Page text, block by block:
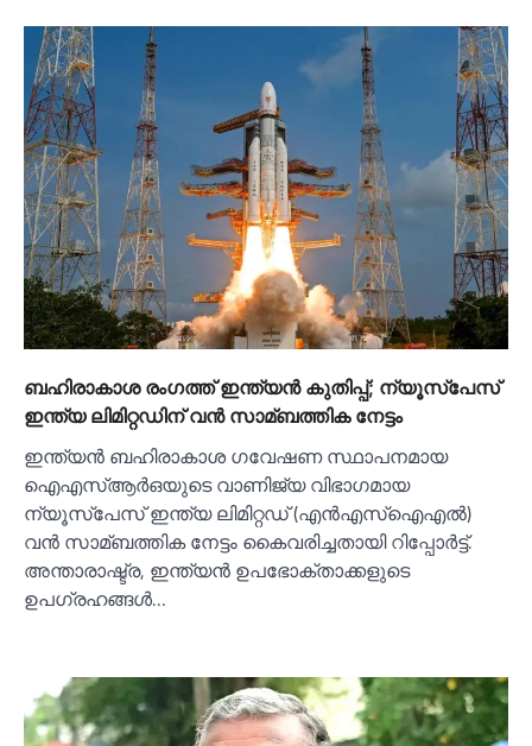
ബഹിരാകാശ രംഗത്ത് ഇന്ത്യൻ കുതിപ്പ്; ന്യൂസ്‌പേസ്
ഇന്ത്യ ലിമിറ്റഡിന് വൻ സാമ്ബത്തിക നേട്ടം
ഇന്ത്യൻ ബഹിരാകാശ ഗവേഷണ സ്ഥാപനമായ
ഐഎസ്‌ആർഒയുടെ വാണിജ്യ വിഭാഗമായ
ന്യൂസ്‌പേസ് ഇന്ത്യ ലിമിറ്റഡ് (എൻഎസ്‌ഐഎല്‍)
വൻ സാമ്ബത്തിക നേട്ടം കൈവരിച്ചതായി റിപ്പോർട്ട്.
അന്താരാഷ്ട്ര, ഇന്ത്യൻ ഉപഭോക്താക്കളുടെ
ഉപഗ്രഹങ്ങള്‍…